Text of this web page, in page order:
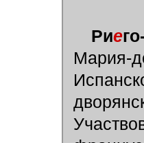
Рие
Мария-